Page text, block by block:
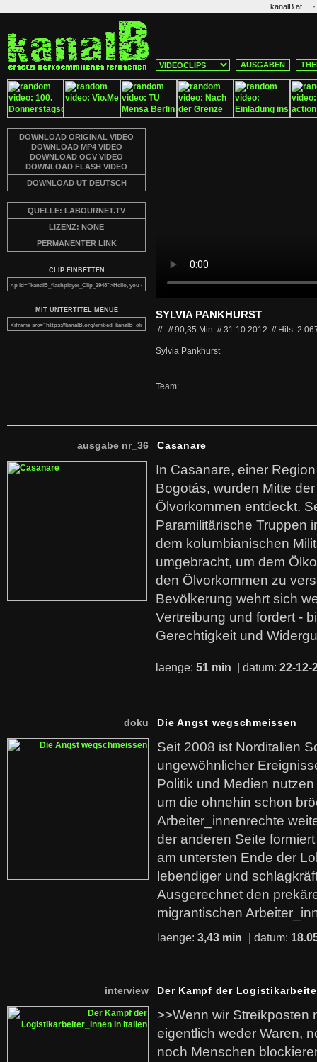
kanalB.at ·
AUSGABEN
DOWNLOAD ORIGINAL VIDEO
DOWNLOAD MP4 VIDEO
DOWNLOAD OGV VIDEO
DOWNLOAD FLASH VIDEO
DOWNLOAD UT DEUTSCH
QUELLE: LABOURNET.TV
LIZENZ: NONE
PERMANENTER LINK
CLIP EINBETTEN
MIT UNTERTITEL MENUE SYLVIA PANKHURST
// //90,35 Min //31.10.2012 // Hits:
Sylvia Pankhurst
Team:
ausgabe nr_36 Casanare
In Casanare, einer
Bogotás, wurden Mitte
Ölvorkommen entdeckt.
Paramilitärische Truppen
dem kolumbianischen
umgebracht, um dem
den Ölvorkommen zu
Bevölkerung wehrt sich
Vertreibung und fordert -
Gerechtigkeit und
laenge: 51 min | datum: 22-12-
doku Die Angst wegschmeissen
Seit 2008 ist Norditalien
ungewöhnlicher
Politik und Medien
um die ohnehin schon
Arbeiter_innenrechte
der anderen Seite
am untersten Ende der
lebendiger und
Ausgerechnet den
migrantischen
laenge: 3,43 min | datum:
interview Der Kampf der
>>Wenn wir Streikposten
eigentlich weder Waren,
noch Menschen